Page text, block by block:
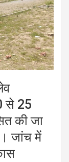
से 25
की जा
जांच में